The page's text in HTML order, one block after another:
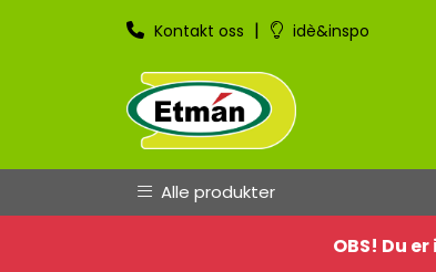
Kontakt oss | idè&inspo
Alle produkter
OBS! Du